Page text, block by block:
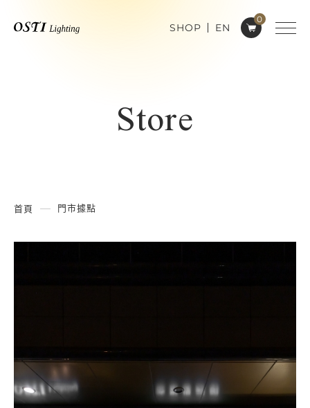
0
SHOP EN
Store
首頁 門市據點